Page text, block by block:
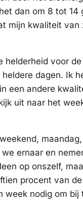
dan om 8 tot 14
mijn kwaliteit van
helderheid voor
dagen. Ik
een andere
uit naar het
ernaar en
op onszelf,
procent van de
week nodig om bij